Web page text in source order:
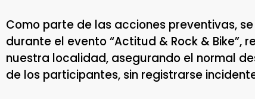
Como parte de las acciones preventivas,
durante el evento “Actitud & Rock & Bike”,
nuestra localidad, asegurando el normal
de los participantes, sin registrarse